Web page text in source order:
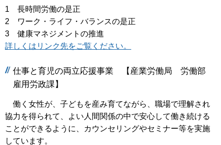
1 長時間労働の是正
2 ワーク・ライフ・バランスの是正
3 健康マネジメントの推進
詳しくはリンク先をご覧ください。
仕事と育児の両立応援事業 【産業労働局 労働部
雇用労政課】
働く女性が、子どもを産み育てながら、職場で理解され
協力を得られて、よい人間関係の中で安心して働き続ける
ことができるように、カウンセリングやセミナー等を実施
しています。